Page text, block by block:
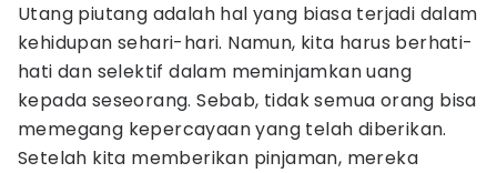
Utang piutang adalah hal yang biasa terjadi dalam
kehidupan sehari-hari. Namun, kita harus berhati-
hati dan selektif dalam meminjamkan uang
kepada seseorang. Sebab, tidak semua orang bisa
memegang kepercayaan yang telah diberikan.
Setelah kita memberikan pinjaman, mereka